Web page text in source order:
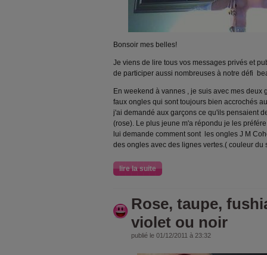
Bonsoir mes belles!
Je viens de lire tous vos messages privés et
de participer aussi nombreuses à notre défi
En weekend à vannes , je suis avec mes
faux ongles qui sont toujours bien accrochés
j'ai demandé aux garçons ce qu'ils pensaient
(rose). Le plus jeune m'a répondu je les
lui demande comment sont les ongles J M
des ongles avec des lignes vertes.( couleur du
lire la suite
Rose, taupe,
violet ou noir
publié le 01/12/2011 à 23:32